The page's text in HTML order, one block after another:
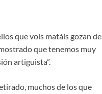
que vois matáis gozan de
que tenemos muy
artiguista”.
muchos de los que